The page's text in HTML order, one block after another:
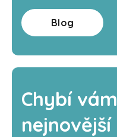
Blog
Chybí vám
nejnovější